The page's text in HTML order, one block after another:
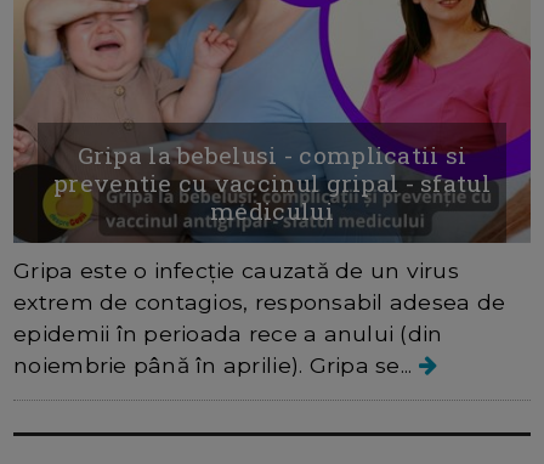
Gripa la bebelusi - complicatii si
preventie cu vaccinul gripal - sfatul
medicului
Gripa este o infecție cauzată de un virus
extrem de contagios, responsabil adesea de
epidemii în perioada rece a anului (din
noiembrie până în aprilie). Gripa se...